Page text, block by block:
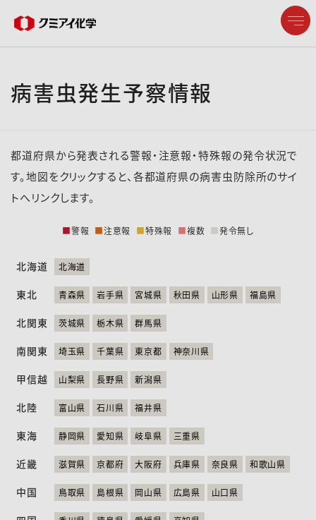
企業情報
研究開発
株主・投資家情報
採用情報
病害虫発生予察情報
都道府県から発表される警報・注意報・特殊報の発令状況で
す。地図をクリックすると、各都道府県の病害虫防除所のサイ
トへリンクします。
■警報 ■注意報 ■特殊報 ■複数 ■発令無し
北海道 北海道
東北 青森県 岩手県 宮城県 秋田県 山形県 福島県
北関東 茨城県 栃木県 群馬県
南関東 埼玉県 千葉県 東京都 神奈川県
甲信越 山梨県 長野県 新潟県
北陸 富山県 石川県 福井県
東海 静岡県 愛知県 岐阜県 三重県
近畿 滋賀県 京都府 大阪府 兵庫県 奈良県 和歌山県
中国 鳥取県 島根県 岡山県 広島県 山口県